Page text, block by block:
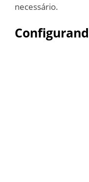
necessário.